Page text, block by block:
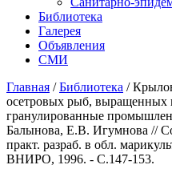
Библиотека
Галерея
Объявления
СМИ
Главная /Библиотека /
осетровых рыб, выращенных
гранулированные
Балынова, Е.В. Игумнова //
практ. разраб. в обл.
ВНИРО, 1996. - С.147-153.